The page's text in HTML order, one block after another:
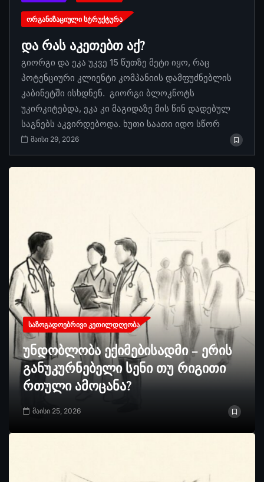
ᲝᲠᲒᲐᲜᲘᲖᲐᲪᲘᲣᲚᲘ ᲡᲢᲠᲣᲥᲢᲣᲠᲐ
და რას აკეთებთ აქ?
გიორგი და ეკა უკვე 15 წუთზე მეტი იყო, რაც
პოტენციური კლიენტი კომპანიის დამფუძნებლის
კაბინეტში ისხდნენ. გიორგი ბლოკნოტს
უკირკიტებდა, ეკა კი მაგიდაზე მის წინ დადებულ
საგნებს აკვირდებოდა. ხუთი საათი იდო სწორ
მაისი 29, 2026
ᲡᲐᲖᲝᲒᲐᲓᲝᲔᲑᲠᲘᲕᲘ ᲙᲔᲗᲘᲚᲓᲦᲔᲝᲑᲐ
უნდობლობა ექიმებისადმი – ერის
განუკურნებელი სენი თუ რიგითი
რთული ამოცანა?
მაისი 25, 2026